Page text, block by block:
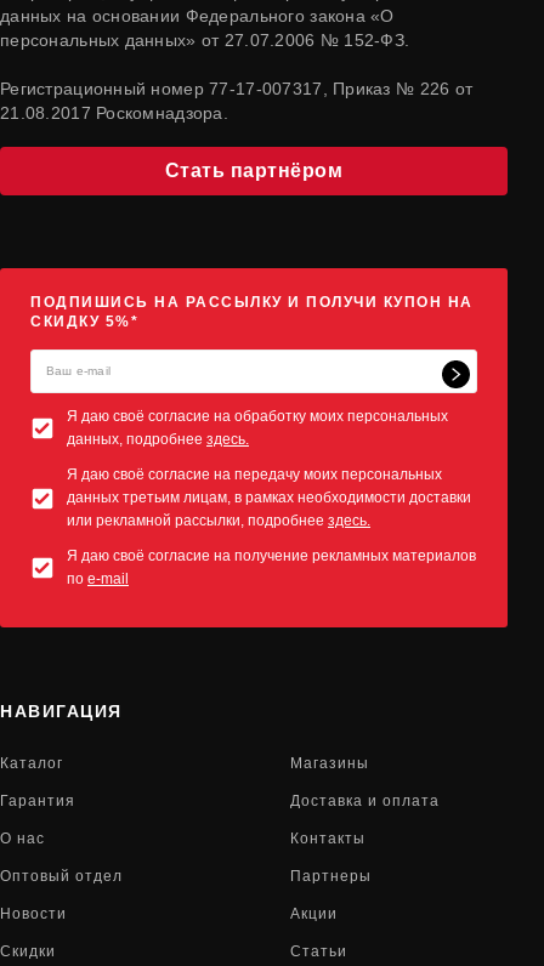
данных на основании Федерального закона «О
персональных данных» от 27.07.2006 № 152-ФЗ.
Регистрационный номер 77-17-007317, Приказ № 226 от
21.08.2017 Роскомнадзора.
Стать партнёром
ПОДПИШИСЬ НА РАССЫЛКУ И ПОЛУЧИ КУПОН НА
СКИДКУ 5%*
Я даю своё согласие на обработку моих персональных
данных, подробнее здесь.
Я даю своё согласие на передачу моих персональных
данных третьим лицам, в рамках необходимости доставки
или рекламной рассылки, подробнее здесь.
Я даю своё согласие на получение рекламных материалов
по e-mail
НАВИГАЦИЯ
Каталог Магазины
Гарантия Доставка и оплата
О нас Контакты
Оптовый отдел Партнеры
Новости Акции
Скидки Статьи